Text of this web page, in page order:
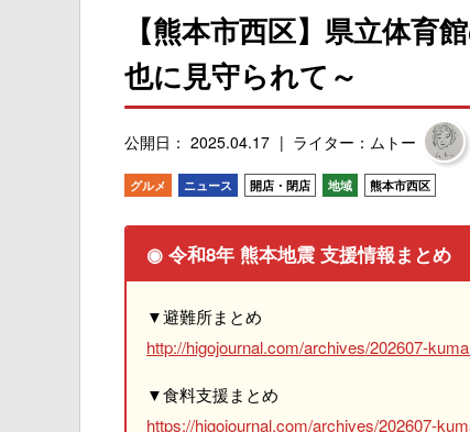
【熊本市西区】県立体育
也に見守られて～
公開日： 2025.04.17 ライター：ムトー
グルメ ニュース 開店・閉店 地域 熊本市西区
◉ 令和8年 熊本地震 支援情報まとめ
▼避難所まとめ
http://higojournal.com/archives/202607-
▼食料支援まとめ
https://higojournal.com/archives/202607-